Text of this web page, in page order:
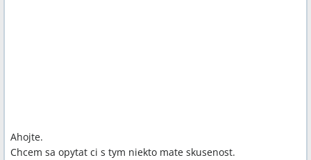
Ahojte.
Chcem sa opytat ci s tym niekto mate skusenost.